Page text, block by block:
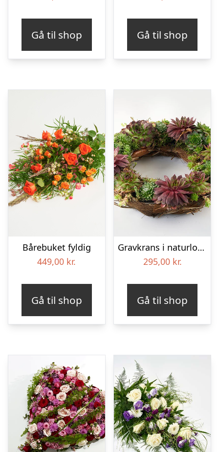
Gå til shop Gå til shop
Bårebuket fyldig
449,00 kr.
Gå til shop
Gravkrans i naturlook – Blomster til begravelse
295,00 kr.
Gå til shop